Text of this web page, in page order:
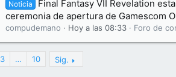
Noticia
Final Fantasy VII Revelation
ceremonia de apertura de Gamescom
compudemano Hoy a las 08:33 Foro de
3 … 10 Sig.